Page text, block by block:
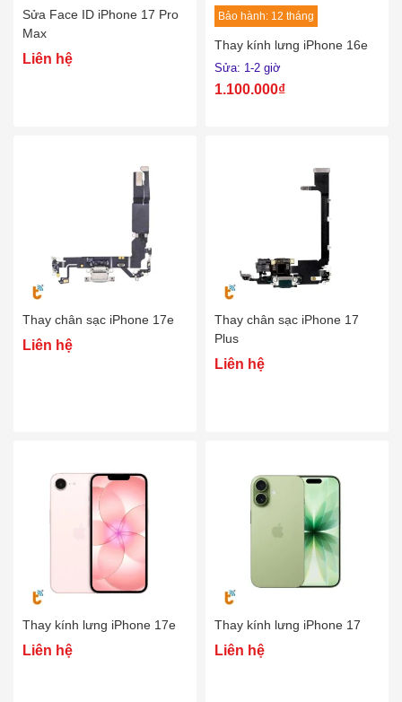
Sửa Face ID iPhone 17 Pro
Max
Liên hệ
Bảo hành: 12 tháng
Thay kính lưng iPhone 16e
Sửa: 1-2 giờ
1.100.000₫
Thay chân sạc iPhone 17e
Liên hệ
Thay chân sạc iPhone 17
Plus
Liên hệ
Thay kính lưng iPhone 17e
Liên hệ
Thay kính lưng iPhone 17
Liên hệ